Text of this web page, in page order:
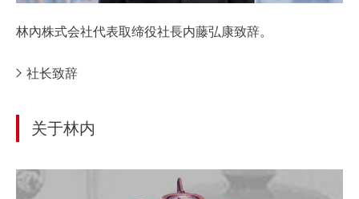
林內株式会社代表取缔役社長内藤弘康致辞。
社长致辞
关于林内